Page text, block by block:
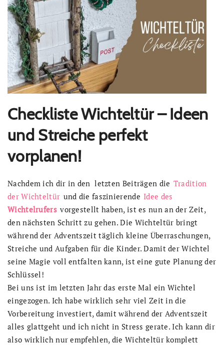
Checkliste Wichteltür – Ideen
und Streiche perfekt
vorplanen!
Nachdem ich dir in den letzten Beiträgen die Tradition
der Wichteltür und die faszinierende Idee des
Wichtelrufers vorgestellt haben, ist es nun an der Zeit,
den nächsten Schritt zu gehen. Die Wichteltür bringt
während der Adventszeit täglich kleine Überraschungen,
Streiche und Aufgaben für die Kinder. Damit der Wichtel
seine Magie voll entfalten kann, ist eine gute Planung der
Schlüssel!
Bei uns ist im letzten Jahr das erste Mal ein Wichtel
eingezogen. Ich habe wirklich sehr viel Zeit in die
Vorbereitung investiert, damit während der Adventszeit
alles glattgeht und ich nicht in Stress gerate. Ich kann dir
also wirklich nur empfehlen, die Wichteltür komplett